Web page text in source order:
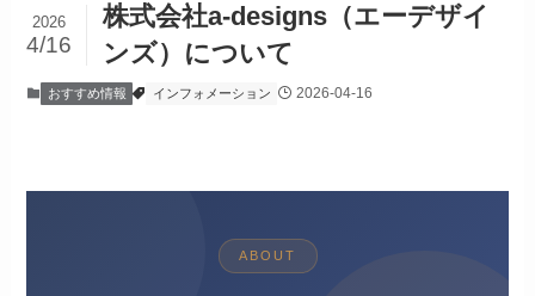
株式会社a-designs（エーデザイ
ンズ）について
2026
4/16
おすすめ情報 インフォメーション 2026-04-16
ABOUT